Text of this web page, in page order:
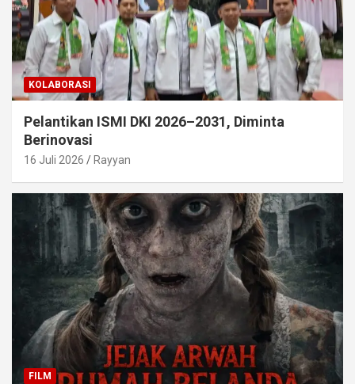
KOLABORASI
Pelantikan ISMI DKI 2026–2031, Diminta
Berinovasi
16 Juli 2026 Rayyan
FILM